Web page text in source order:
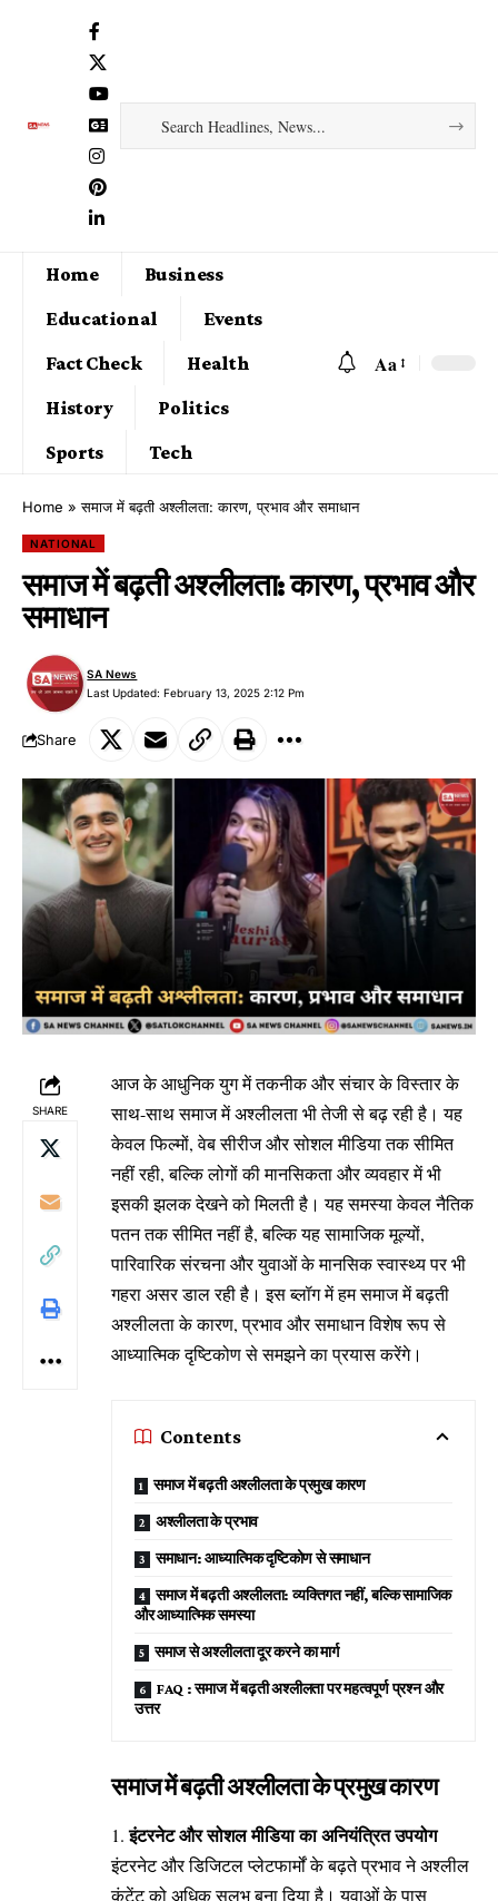
Home
Business
Educational
Events
Fact Check
Health
History
Politics
Sports
Tech
Aa
Home »समाज में बढ़ती अश्लीलता: कारण, प्रभाव और समाधान
NATIONAL
समाज में बढ़ती अश्लीलता: कारण, प्रभाव और
समाधान
Last Updated: February 13, 2025 2:12 Pm
SA News
Share
SHARE
आज के आधुनिक युग में तकनीक और संचार के विस्तार के
साथ-साथ समाज में अश्लीलता भी तेजी से बढ़ रही है। यह
केवल फिल्मों, वेब सीरीज और सोशल मीडिया तक सीमित
नहीं रही, बल्कि लोगों की मानसिकता और व्यवहार में भी
इसकी झलक देखने को मिलती है। यह समस्या केवल नैतिक
पतन तक सीमित नहीं है, बल्कि यह सामाजिक मूल्यों,
पारिवारिक संरचना और युवाओं के मानसिक स्वास्थ्य पर भी
गहरा असर डाल रही है। इस ब्लॉग में हम समाज में बढ़ती
अश्लीलता के कारण, प्रभाव और समाधान विशेष रूप से
आध्यात्मिक दृष्टिकोण से समझने का प्रयास करेंगे।
Contents
समाज में बढ़ती अश्लीलता के प्रमुख कारण
अश्लीलता के प्रभाव
समाधान: आध्यात्मिक दृष्टिकोण से समाधान
समाज में बढ़ती अश्लीलता: व्यक्तिगत नहीं, बल्कि सामाजिक
और आध्यात्मिक समस्या
समाज से अश्लीलता दूर करने का मार्ग
FAQ : समाज में बढ़ती अश्लीलता पर महत्वपूर्ण प्रश्न और
उत्तर
समाज में बढ़ती अश्लीलता के प्रमुख कारण
इंटरनेट और सोशल मीडिया का अनियंत्रित उपयोग
इंटरनेट और डिजिटल प्लेटफार्मों के बढ़ते प्रभाव ने अश्लील
कंटेंट को अधिक सुलभ बना दिया है। युवाओं के पास